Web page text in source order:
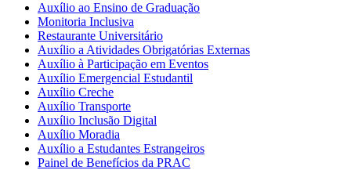
Auxílio ao Ensino de Graduação
Monitoria Inclusiva
Restaurante Universitário
Auxílio a Atividades Obrigatórias Externas
Auxílio à Participação em Eventos
Auxílio Emergencial Estudantil
Auxílio Creche
Auxílio Transporte
Auxílio Inclusão Digital
Auxílio Moradia
Auxílio a Estudantes Estrangeiros
Painel de Benefícios da PRAC